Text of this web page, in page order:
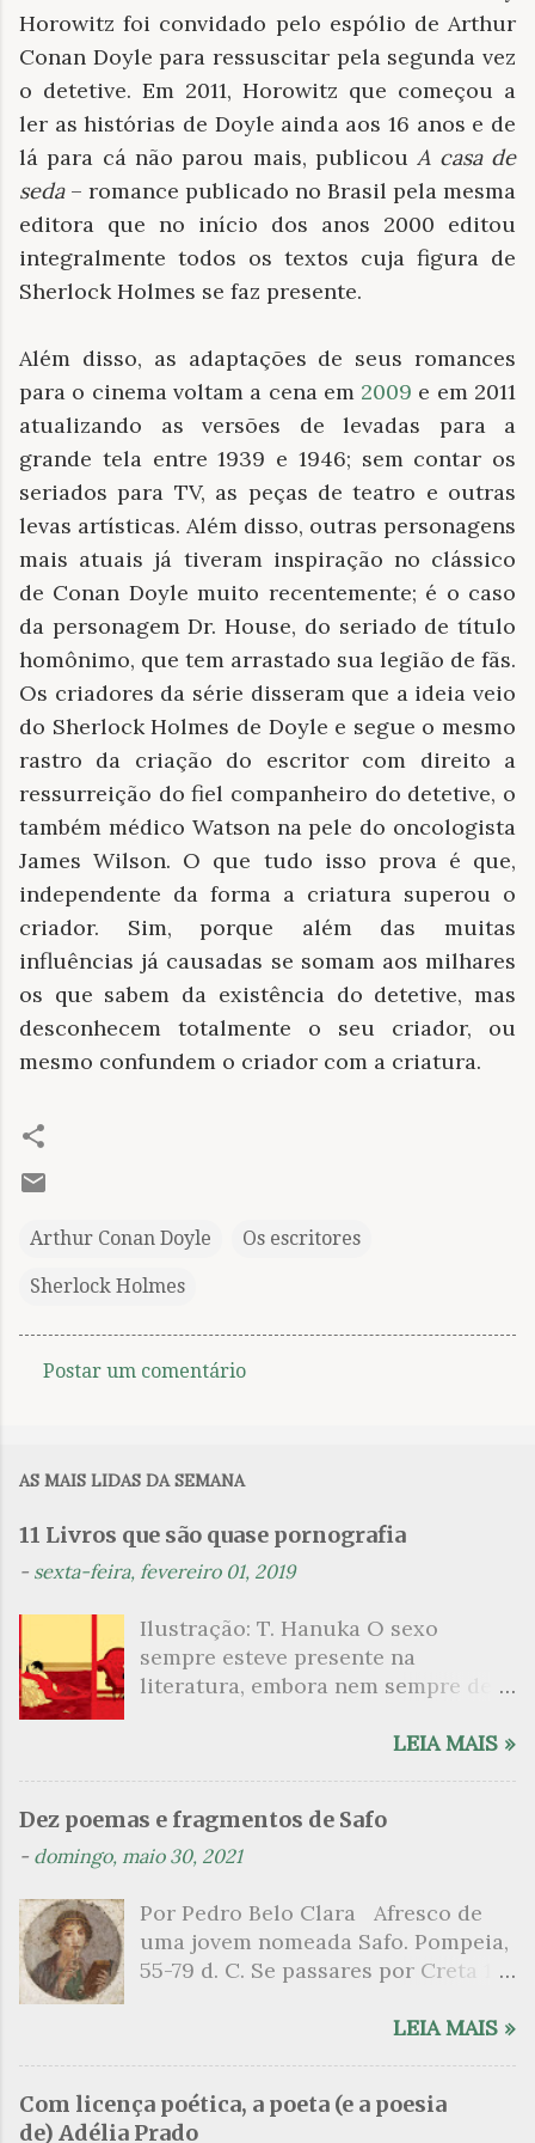
Horowitz foi convidado pelo espólio de Arthur
Conan Doyle para ressuscitar pela segunda vez
o detetive. Em 2011, Horowitz que começou a
ler as histórias de Doyle ainda aos 16 anos e de
lá para cá não parou mais, publicouA casa de
seda – romance publicado no Brasil pela mesma
editora que no início dos anos 2000 editou
integralmente todos os textos cuja figura de
Sherlock Holmes se faz presente.
Além disso, as adaptações de seus romances
para o cinema voltam a cena em 2009 e em 2011
atualizando as versões de levadas para a
grande tela entre 1939 e 1946; sem contar os
seriados para TV, as peças de teatro e outras
levas artísticas. Além disso, outras personagens
mais atuais já tiveram inspiração no clássico
de Conan Doyle muito recentemente; é o caso
da personagem Dr. House, do seriado de título
homônimo, que tem arrastado sua legião de fãs.
Os criadores da série disseram que a ideia veio
do Sherlock Holmes de Doyle e segue o mesmo
rastro da criação do escritor com direito a
ressurreição do fiel companheiro do detetive, o
também médico Watson na pele do oncologista
James Wilson. O que tudo isso prova é que,
independente da forma a criatura superou o
criador. Sim, porque além das muitas
influências já causadas se somam aos milhares
os que sabem da existência do detetive, mas
desconhecem totalmente o seu criador, ou
mesmo confundem o criador com a criatura.
Arthur Conan Doyle Os escritores
Sherlock Holmes
n
t
i
o
Postar um comentário
AS MAIS LIDAS DA SEMANA
11 Livros que são quase pornografia
- sexta-feira, fevereiro 01, 2019
Ilustração: T. Hanuka O sexo
sempre esteve presente na
literatura, embora nem sempre de
que mergulharam em sua própria
psicanalítico e findaram por revelar
a partir dessa intimidade o lado
apresenta um conjunto de livros
nos quais os escritores se
desnudam, livros que dispensam o
tom. Christine Angot, até o presente
uma romancista francesa quase
desconhecida no Brasil embora
tenha sido autora de um livro
LEIA MAIS »
Dez poemas e fragmentos de Safo
- domingo, maio 30, 2021
Por Pedro Belo Clara Afresco de
uma jovem nomeada Safo. Pompeia,
55-79 d. C. Se passares por Creta 1
grato é o pomar de macieiras e do
no meio dos ramos escorre a água,
LEIA MAIS »
Com licença poética, a poeta (e a poesia
de) Adélia Prado